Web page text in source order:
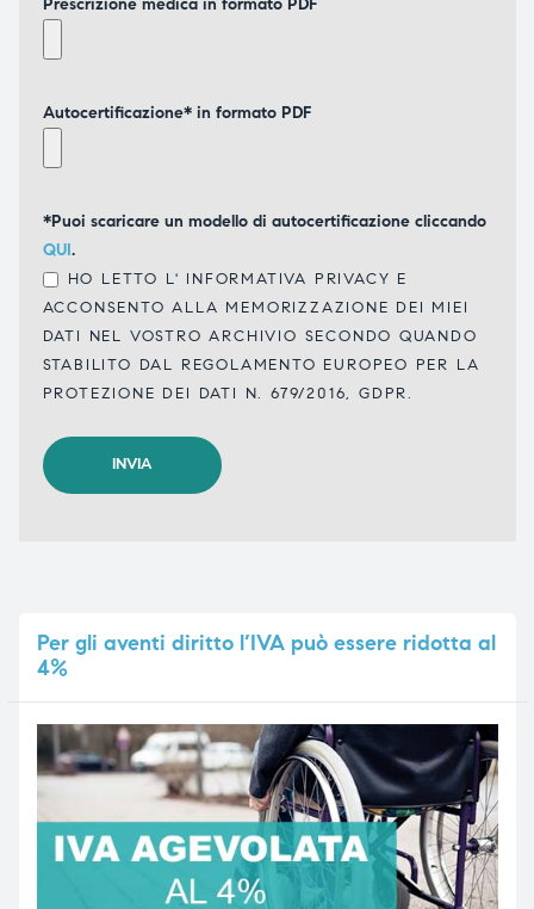
Autocertificazione* in formato PDF
*Puoi scaricare un modello di autocertificazione cliccando
QUI.
HO LETTO L' INFORMATIVA PRIVACY E
ACCONSENTO ALLA MEMORIZZAZIONE DEI MIEI
DATI NEL VOSTRO ARCHIVIO SECONDO QUANDO
STABILITO DAL REGOLAMENTO EUROPEO PER LA
PROTEZIONE DEI DATI N. 679/2016, GDPR.
Pergli aventi diritto l’IVA può essere ridotta al
4%